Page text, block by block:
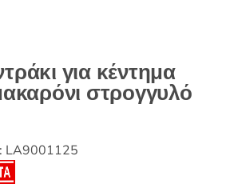
για κέντημα
στρογγυλό
LA9001125